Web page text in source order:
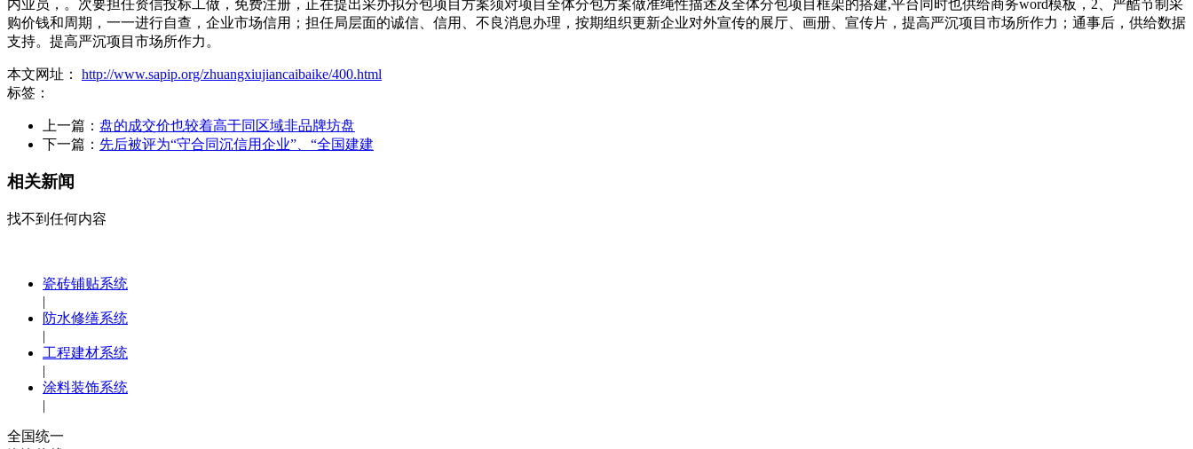
内业员，。次要担任资信投标工做，免费注册，正在提出采办拟分包项目方案须对项目全体分包方案做准绳性描述及全体分包项目框架的搭建,平台同时也供给商务word模板，2、严酷节制采
购价钱和周期，一一进行自查，企业市场信用；担任局层面的诚信、信用、不良消息办理，按期组织更新企业对外宣传的展厅、画册、宣传片，提高严沉项目市场所作力；通事后，供给数据
支持。提高严沉项目市场所作力。
本文网址： http://www.sapip.org/zhuangxiujiancaibaike/400.html
标签：
上一篇： 盘的成交价也较着高于同区域非品牌坊盘
下一篇： 先后被评为“守合同沉信用企业”、“全国建建
相关新闻
找不到任何内容
瓷砖铺贴系统
|
防水修缮系统
|
工程建材系统
|
涂料装饰系统
|
全国统一